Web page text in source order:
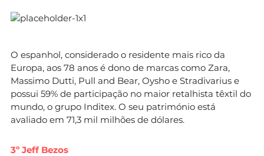
O espanhol, considerado o residente mais rico da
Europa, aos 78 anos é dono de marcas como Zara,
Massimo Dutti, Pull and Bear, Oysho e Stradivarius e
possui 59% de participação no maior retalhista têxtil do
mundo, o grupo Inditex. O seu património está
avaliado em 71,3 mil milhões de dólares.
3º Jeff Bezos